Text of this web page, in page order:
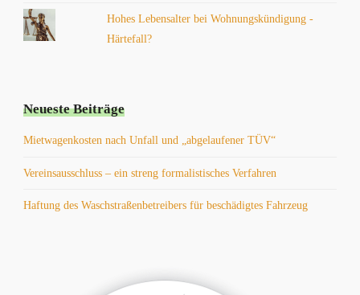
Hohes Lebensalter bei Wohnungskündigung -
Härtefall?
Neueste Beiträge
Mietwagenkosten nach Unfall und „abgelaufener TÜV“
Vereinsausschluss – ein streng formalistisches Verfahren
Haftung des Waschstraßenbetreibers für beschädigtes Fahrzeug